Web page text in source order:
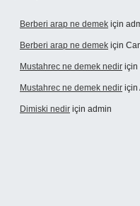
Berberi arap ne demek için
Berberi arap ne demek için
Mustahrec ne demek nedir için
Mustahrec ne demek nedir için
Dimiski nedir için admin